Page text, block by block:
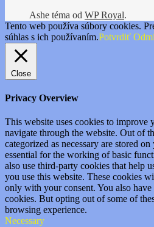
Ashe téma od WP Royal.
Tento web používa súbory cookies.
súhlas s ich používaním.Potvrdiť
Close
Privacy Overview
This website uses cookies to improve
navigate through the website. Out of
categorized as necessary are stored
essential for the working of basic
also use third-party cookies that help
you use this website. These cookies
only with your consent. You also
cookies. But opting out of some of
browsing experience.
Necessary